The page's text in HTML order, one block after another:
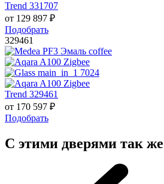
Trend 331707
от 129 897 ₽
Подобрать
329461
Trend 329461
от 170 597 ₽
Подобрать
С этими дверями так